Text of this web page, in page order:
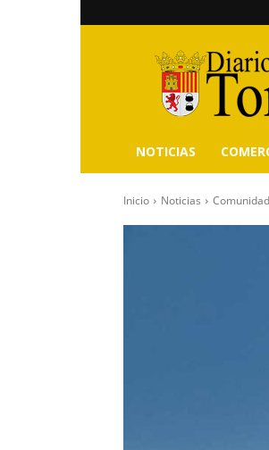
Diario
de
Torrejón
NOTICIAS
Inicio Noticias